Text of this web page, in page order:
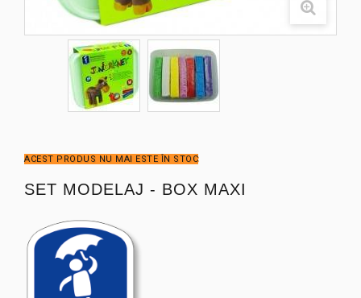
ACEST PRODUS NU MAI ESTE ÎN STOC
SET MODELAJ - BOX MAXI